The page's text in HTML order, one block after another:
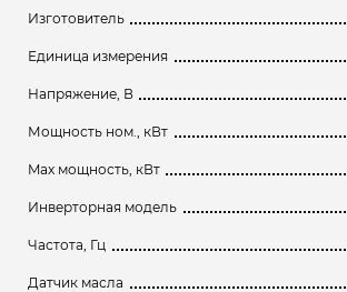
Изготовитель
Единица измерения
Напряжение, В
Мощность ном., кВт
Max мощность, кВт
Инверторная модель
Частота, Гц
Датчик масла